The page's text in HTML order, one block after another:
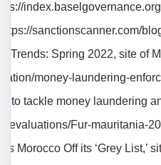
sanctionscanner.com/
Trends: Spring 2022, site of
money-laundering-
to tackle money laundering
Fur-mauritania-
Morocco Off its ‘Grey List,’